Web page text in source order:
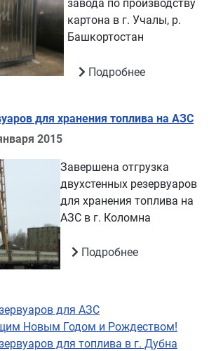
завода по производству
картона в г. Учалы, р.
Башкортостан
Подробнее
для хранения топлива на АЗС
2015
Завершена отгрузка
двухстенных резервуаров
для хранения топлива на
АЗС в г. Коломна
Подробнее
для АЗС
Новым Годом и Рождеством!
для топлива в г. Дубна